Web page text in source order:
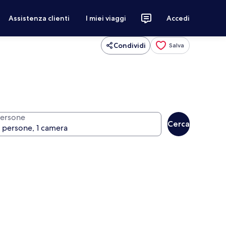
Assistenza clienti I miei viaggi Accedi
Condividi Salva
Cerca